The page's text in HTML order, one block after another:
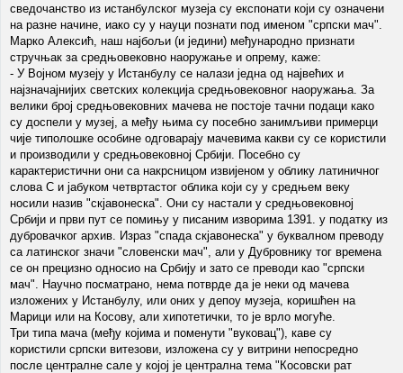
сведочанство из истанбулског музеја су експонати који су означени
на разне начине, иако су у науци познати под именом "српски мач".
Марко Алексић, наш најбољи (и једини) међународно признати
стручњак за средњовековно наоружање и опрему, каже:
- У Војном музеју у Истанбулу се налази једна од највећих и
најзначајнијих светских колекција средњовековног наоружања. За
велики број средњовековних мачева не постоје тачни подаци како
су доспели у музеј, а међу њима су посебно занимљиви примерци
чије типолошке особине одговарају мачевима какви су се користили
и производили у средњовековној Србији. Посебно су
карактеристични они са накрсницом извијеном у облику латиничног
слова С и јабуком четвртастог облика који су у средњем веку
носили назив "скјавонеска". Они су настали у средњовековној
Србији и први пут се помињу у писаним изворима 1391. у податку из
дубровачког архив. Израз "спада скјавонеска" у буквалном преводу
са латинског значи "словенски мач", али у Дубровнику тог времена
се он прецизно односио на Србију и зато се преводи као "српски
мач". Научно посматрано, нема потврде да је неки од мачева
изложених у Истанбулу, или оних у депоу музеја, коришћен на
Марици или на Косову, али хипотетички, то је врло могуће.
Три типа мача (међу којима и поменути "вуковац"), каве су
користили српски витезови, изложена су у витрини непосредно
после централне сале у којој је централна тема "Косовски рат